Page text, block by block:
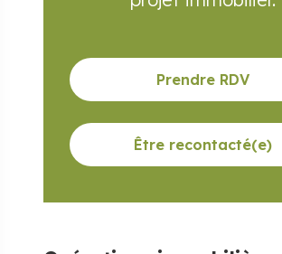
Prendre RDV
Être recontacté(e)